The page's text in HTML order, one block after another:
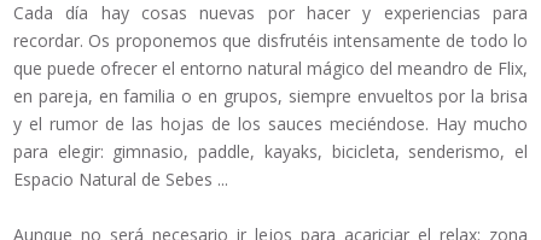
Cada día hay cosas nuevas por hacer y experiencias para
recordar. Os proponemos que disfrutéis intensamente de todo lo
que puede ofrecer el entorno natural mágico del meandro de Flix,
en pareja, en familia o en grupos, siempre envueltos por la brisa
y el rumor de las hojas de los sauces meciéndose. Hay mucho
para elegir: gimnasio, paddle, kayaks, bicicleta, senderismo, el
Espacio Natural de Sebes ...
Aunque no será necesario ir lejos para acariciar el relax: zona